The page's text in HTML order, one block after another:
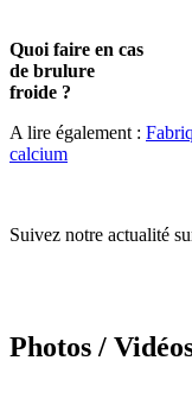
Quoi faire en cas
de brulure
froide ?
A lire également :
calcium
Suivez notre actualité
Photos /